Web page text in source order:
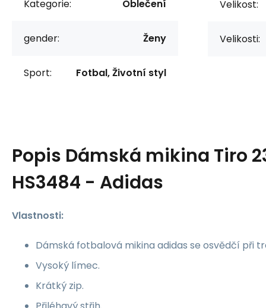
Kategorie: Oblečení
gender: Ženy
Sport: Fotbal, Životní styl
Velikost:
Velikosti:
Popis Dámská mikina Tiro
HS3484 - Adidas
Vlastnosti:
Dámská fotbalová mikina adidas se osvědčí při
Vysoký límec.
Krátký zip.